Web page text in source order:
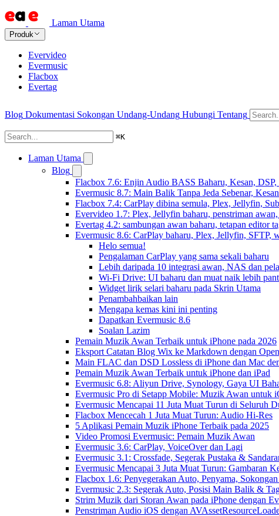
Laman Utama
Produk
Evervideo
Evermusic
Flacbox
Evertag
Blog Dokumentasi Sokongan Undang-Undang Hubungi Tentang
⌘K
Laman Utama
Blog
Flacbox 7.6: Enjin Audio BASS Baharu, Kesan,
Evermusic 8.7: Main Balik Tanpa Jeda Sebenar,
Flacbox 7.4: CarPlay dibina semula, Plex, Jellyfin,
Evervideo 1.7: Plex, Jellyfin baharu, penstriman
Evertag 4.2: sambungan awan baharu, tetapan editor
Evermusic 8.6: CarPlay baharu, Plex, Jellyfin, SFTP,
Helo semua!
Pengalaman CarPlay yang sama sekali baharu
Lebih daripada 10 integrasi awan, NAS dan
Wi-Fi Drive: UI baharu dan muat naik lebih
Widget lirik selari baharu pada Skrin Utama
Penambahbaikan lain
Mengapa kemas kini ini penting
Dapatkan Evermusic 8.6
Soalan Lazim
Pemain Muzik Awan Terbaik untuk iPhone pada 2026
Eksport Catatan Blog Wix ke Markdown dengan
Main FLAC dan DSD Lossless di iPhone dan Mac
Pemain Muzik Awan Terbaik untuk iPhone dan iPad
Evermusic 6.8: Aliyun Drive, Synology, Gaya UI
Evermusic Pro di Setapp Mobile: Muzik Awan untuk
Evermusic Mencapai 11 Juta Muat Turun di Seluruh
Flacbox Mencecah 1 Juta Muat Turun: Audio Hi-Res
5 Aplikasi Pemain Muzik iPhone Terbaik pada 2025
Video Promosi Evermusic: Pemain Muzik Awan
Evermusic 3.6: CarPlay, VoiceOver dan Lagi
Evermusic 3.1: Crossfade, Segerak Pustaka &
Evermusic Mencapai 3 Juta Muat Turun: Gambaran
Flacbox 1.6: Penyegerakan Auto, Penyama,
Evermusic 2.3: Segerak Auto, Posisi Main Balik &
Strim Muzik dari Storan Awan pada iPhone dengan
Penstriman Audio iOS dengan